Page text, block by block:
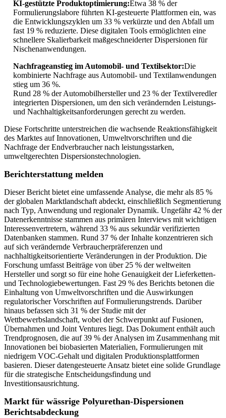
KI-gestützte Produktoptimierung:Etwa 38 % der
Formulierungslabore führten KI-gesteuerte Plattformen ein, was
die Entwicklungszyklen um 33 % verkürzte und den Abfall um
fast 19 % reduzierte. Diese digitalen Tools ermöglichten eine
schnellere Skalierbarkeit maßgeschneiderter Dispersionen für
Nischenanwendungen.
Nachfrageanstieg im Automobil- und Textilsektor:Die
kombinierte Nachfrage aus Automobil- und Textilanwendungen
stieg um 36 %.
Rund 28 % der Automobilhersteller und 23 % der Textilveredler
integrierten Dispersionen, um den sich verändernden Leistungs-
und Nachhaltigkeitsanforderungen gerecht zu werden.
Diese Fortschritte unterstreichen die wachsende Reaktionsfähigkeit
des Marktes auf Innovationen, Umweltvorschriften und die
Nachfrage der Endverbraucher nach leistungsstarken,
umweltgerechten Dispersionstechnologien.
Berichterstattung melden
Dieser Bericht bietet eine umfassende Analyse, die mehr als 85 %
der globalen Marktlandschaft abdeckt, einschließlich Segmentierung
nach Typ, Anwendung und regionaler Dynamik. Ungefähr 42 % der
Datenerkenntnisse stammen aus primären Interviews mit wichtigen
Interessenvertretern, während 33 % aus sekundär verifizierten
Datenbanken stammen. Rund 37 % der Inhalte konzentrieren sich
auf sich verändernde Verbraucherpräferenzen und
nachhaltigkeitsorientierte Veränderungen in der Produktion. Die
Forschung umfasst Beiträge von über 25 % der weltweiten
Hersteller und sorgt so für eine hohe Genauigkeit der Lieferketten-
und Technologiebewertungen. Fast 29 % des Berichts betonen die
Einhaltung von Umweltvorschriften und die Auswirkungen
regulatorischer Vorschriften auf Formulierungstrends. Darüber
hinaus befassen sich 31 % der Studie mit der
Wettbewerbslandschaft, wobei der Schwerpunkt auf Fusionen,
Übernahmen und Joint Ventures liegt. Das Dokument enthält auch
Trendprognosen, die auf 39 % der Analysen im Zusammenhang mit
Innovationen bei biobasierten Materialien, Formulierungen mit
niedrigem VOC-Gehalt und digitalen Produktionsplattformen
basieren. Dieser datengesteuerte Ansatz bietet eine solide Grundlage
für die strategische Entscheidungsfindung und
Investitionsausrichtung.
Markt für wässrige Polyurethan-Dispersionen
Berichtsabdeckung